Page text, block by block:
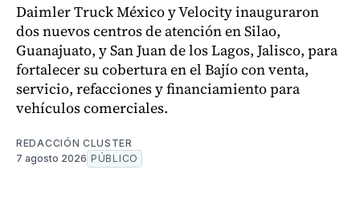
Daimler Truck México y Velocity inauguraron
dos nuevos centros de atención en Silao,
Guanajuato, y San Juan de los Lagos, Jalisco, para
fortalecer su cobertura en el Bajío con venta,
servicio, refacciones y financiamiento para
vehículos comerciales.
REDACCIÓN CLUSTER
7 agosto 2026 PÚBLICO